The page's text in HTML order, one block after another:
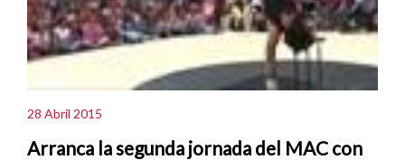
28 Abril 2015
Arranca la segunda jornada del MAC con